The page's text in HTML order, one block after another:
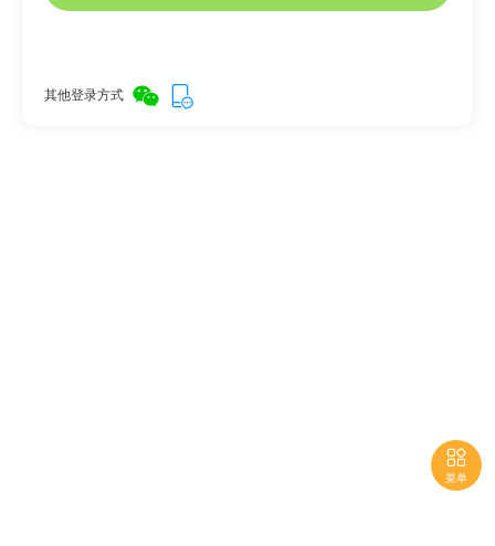
其他登录方式

菜单